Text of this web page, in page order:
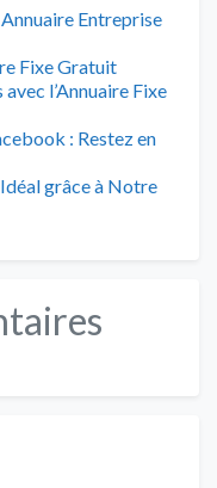
Entreprise
Fixe Gratuit
l’Annuaire Fixe
: Restez en
grâce à Notre